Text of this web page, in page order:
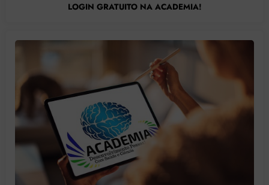
LOGIN GRATUITO NA ACADEMIA!